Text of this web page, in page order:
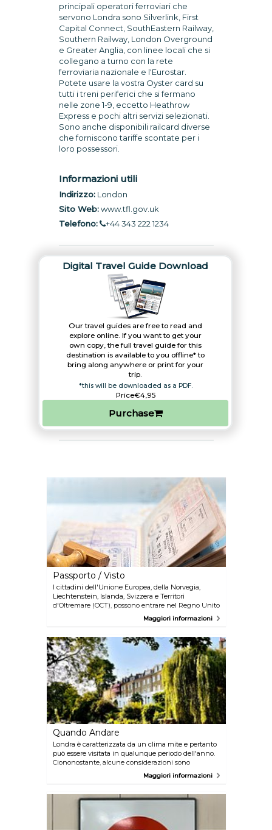
principali operatori ferroviari che
servono Londra sono Silverlink, First
Capital Connect, SouthEastern Railway,
Southern Railway, London Overground
e Greater Anglia, con linee locali che si
collegano a turno con la rete
ferroviaria nazionale e l'Eurostar.
Potete usare la vostra Oyster card su
tutti i treni periferici che si fermano
nelle zone 1-9, eccetto Heathrow
Express e pochi altri servizi selezionati.
Sono anche disponibili railcard diverse
che forniscono tariffe scontate per i
loro possessori.
Informazioni utili
Indirizzo:London
Sito Web: www.tfl.gov.uk
Telefono:
+44 343 222 1234
Digital Travel Guide Download
Our travel guides are free to read and
explore online. If you want to get your
own copy, the full travel guide for this
destination is available to you offline* to
bring along anywhere or print for your
trip.​
*this will be downloaded as a PDF.
Price€4,95
Purchase
Passporto / Visto
I cittadini dell'Unione Europea, della Norvegia,
Liechtenstein, Islanda, Svizzera e Territori
d'Oltremare (OCT), possono entrare nel Regno Unito
con il solo passaporto. I residenti in altri 10 paesi non
hanno bisogno di visto d'entrata per soggiorni
Nuova Zelanda, Giappone, Singapore, Corea del Sud,
Sud Africa, Hong Kong e Malesia. Controllate il sito
internet del governo britannico per requisiti
specifici: www.gov.uk/check-uk-visa.
Maggiori informazioni
Quando Andare
Londra è caratterizzata da un clima mite e pertanto
può essere visitata in qualunque periodo dell'anno.
Ciononostante, alcune considerazioni sono
necessarie. La maggior parte dei palazzi e delle
residenze reali, come le Stanze di Stato a
estivi, così come molti dei più importanti festival
Festival. Fine giugno-metà luglio è anche il periodo
dei saldi migliori. Anche la primavera è un'ottima
Maggiori informazioni